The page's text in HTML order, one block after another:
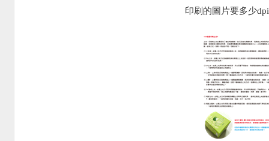
印刷的圖片要多少